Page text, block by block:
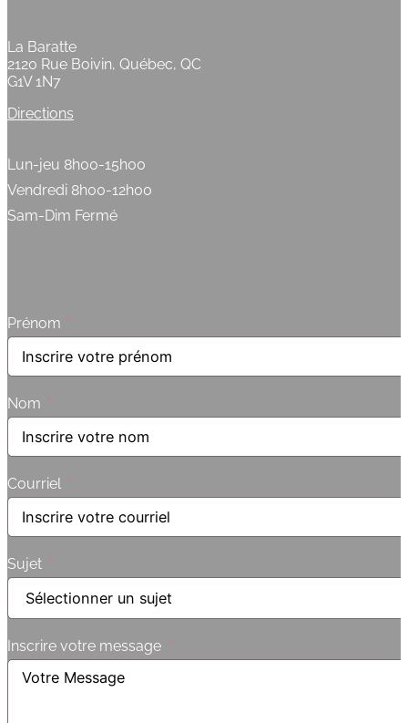
La Baratte
2120 Rue Boivin, Québec, QC
G1V 1N7
Directions
Lun-jeu 8h00-15h00
Vendredi 8h00-12h00
Sam-Dim Fermé
Prénom
Nom
Courriel
Sujet
Inscrire votre message